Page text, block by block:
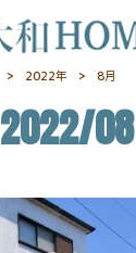
> 2022年 > 8月
2022/08